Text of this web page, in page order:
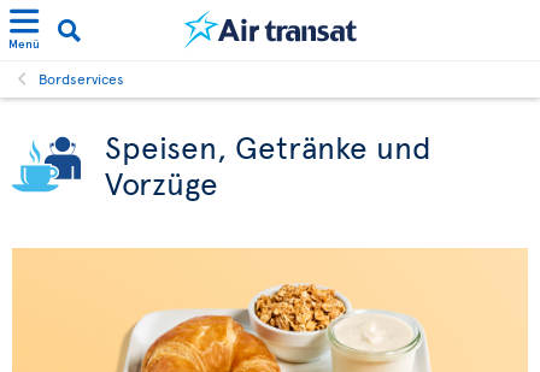
Menü
Bordservices
Speisen, Getränke und
Vorzüge